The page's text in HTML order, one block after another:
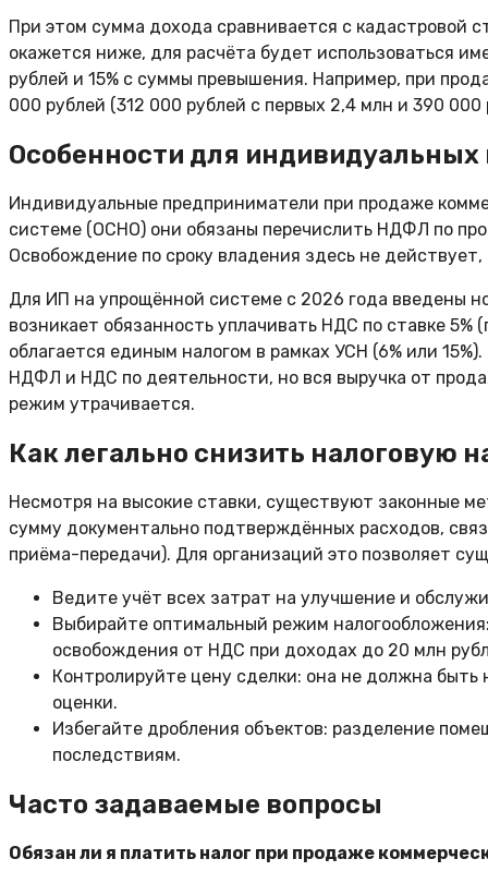
При этом сумма дохода сравнивается с
окажется ниже, для расчёта будет использоваться
рублей и 15% с суммы превышения. Например, при
000 рублей (312 000 рублей с первых 2,4 млн и 390
Особенности для
Индивидуальные предприниматели при продаже
системе (ОСНО) они обязаны перечислить НДФЛ по
Освобождение по сроку владения здесь не
Для ИП на упрощённой системе с 2026 года введены
возникает обязанность уплачивать НДС по ставке
облагается единым налогом в рамках УСН (6% или
НДФЛ и НДС по деятельности, но вся выручка от
режим утрачивается.
Как легально снизить налоговую
Несмотря на высокие ставки, существуют законные
сумму документально подтверждённых расходов,
приёма-передачи). Для организаций это позволяет
Ведите учёт всех затрат на улучшение и
Выбирайте оптимальный режим
освобождения от НДС при доходах до 20 млн
Контролируйте цену сделки: она не должна
оценки.
Избегайте дробления объектов: разделение
последствиям.
Часто задаваемые вопросы
Обязан ли я платить налог при продаже